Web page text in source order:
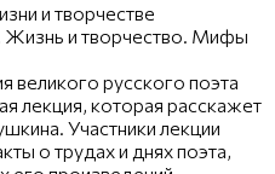
и творчестве
и творчество. Мифы
русского поэта
лекция, которая расскажет
Участники лекции
о трудах и днях поэта,